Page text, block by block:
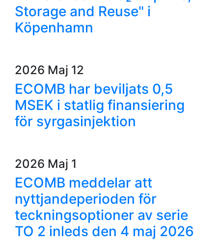
Storage and Reuse" i
Köpenhamn
2026 Maj 12
ECOMB har beviljats 0,5
MSEK i statlig finansiering
för syrgasinjektion
2026 Maj 1
ECOMB meddelar att
nyttjandeperioden för
teckningsoptioner av serie
TO 2 inleds den 4 maj 2026